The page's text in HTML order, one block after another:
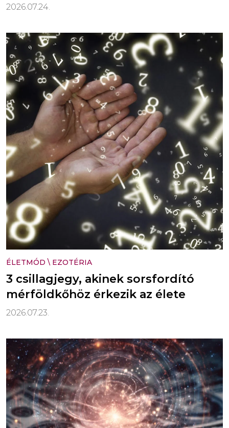
2026.07.24.
ÉLETMÓD \ EZOTÉRIA
3 csillagjegy, akinek sorsfordító
mérföldkőhöz érkezik az élete
2026.07.23.